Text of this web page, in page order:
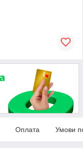
Оплата Умови